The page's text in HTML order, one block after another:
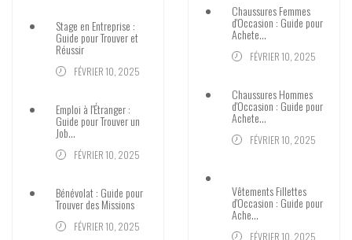
Stage en Entreprise :
Guide pour Trouver et
Réussir
FÉVRIER 10, 2025
Emploi à l'Étranger :
Guide pour Trouver un
Job…
FÉVRIER 10, 2025
Bénévolat : Guide pour
Trouver des Missions
FÉVRIER 10, 2025
Chaussures Femmes
d'Occasion : Guide pour
Achete…
FÉVRIER 10, 2025
Chaussures Hommes
d'Occasion : Guide pour
Achete…
FÉVRIER 10, 2025
Vêtements Fillettes
d'Occasion : Guide pour
Ache…
FÉVRIER 10, 2025